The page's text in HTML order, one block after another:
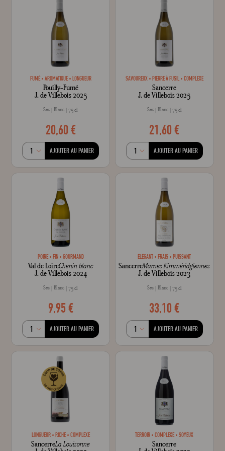
FUMÉ AROMATIQUE LONGUEUR
Pouilly-Fumé
J. de Villebois 2025
Sec Blanc 75 cl
20,60 €
AJOUTER AU PANIER
SAVOUREUX PIERRE À FUSIL COMPLEXE
Sancerre
J. de Villebois 2025
Sec Blanc 75 cl
21,60 €
AJOUTER AU PANIER
POIRE FIN GOURMAND
Val de LoireChenin blanc
J. de Villebois 2024
Sec Blanc 75 cl
9,95 €
AJOUTER AU PANIER
ÉLÉGANT FRAIS PUISSANT
SancerreMarnes Kimméridgiennes
J. de Villebois 2023
Sec Blanc 75 cl
33,10 €
AJOUTER AU PANIER
LONGUEUR RICHE COMPLEXE
SancerreLa Louisonne
TERROIR COMPLEXE SOYEUX
Sancerre